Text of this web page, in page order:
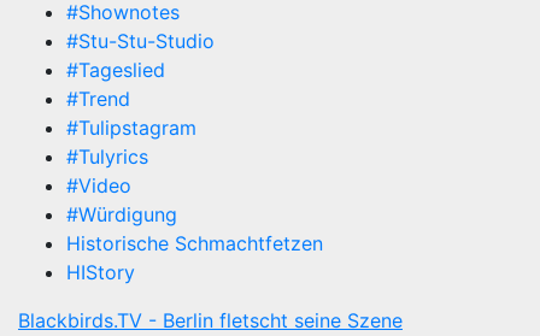
#Shownotes
#Stu-Stu-Studio
#Tageslied
#Trend
#Tulipstagram
#Tulyrics
#Video
#Würdigung
Historische Schmachtfetzen
HIStory
Blackbirds.TV - Berlin fletscht seine Szene